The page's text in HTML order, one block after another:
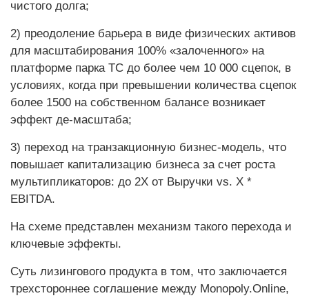
чистого долга;
2) преодоление барьера в виде физических активов
для масштабирования 100% «залоченного» на
платформе парка ТС до более чем 10 000 сцепок, в
условиях, когда при превышении количества сцепок
более 1500 на собственном балансе возникает
эффект де-масштаба;
3) переход на транзакционную бизнес-модель, что
повышает капитализацию бизнеса за счет роста
мультипликаторов: до 2X от Выручки vs. X *
EBITDA.
На схеме представлен механизм такого перехода и
ключевые эффекты.
Суть лизингового продукта в том, что заключается
трехстороннее соглашение между Monopoly.Online,